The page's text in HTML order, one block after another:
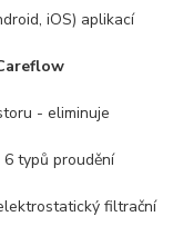
iOS) aplikací
- eliminuje
typů proudění
filtrační